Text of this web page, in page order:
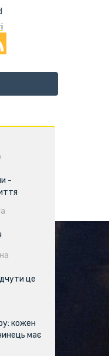
-
це
кожен
має